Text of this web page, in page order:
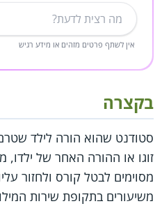
אין לשתף פרטים מזהים או מידע רגיש
בקצרה
זוגו או ההורה האחר של ילדו,
מסוימים לבטל קורס ולחזור
משיעורים בתקופת שירות